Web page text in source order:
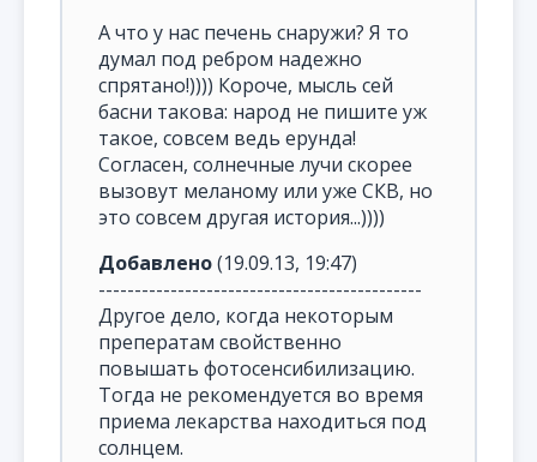
А что у нас печень снаружи? Я то
думал под ребром надежно
спрятано!)))) Короче, мысль сей
басни такова: народ не пишите уж
такое, совсем ведь ерунда!
Согласен, солнечные лучи скорее
вызовут меланому или уже СКВ, но
это совсем другая история...))))
Добавлено(19.09.13, 19:47)
---------------------------------------------
Другое дело, когда некоторым
преператам свойственно
повышать фотосенсибилизацию.
Тогда не рекомендуется во время
приема лекарства находиться под
солнцем.